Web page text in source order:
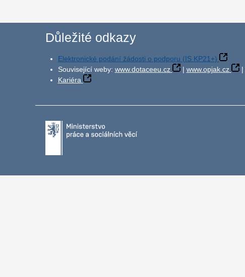
Důležité odkazy
Elektronické podání žádosti o podporu (IS KP21+)
Související weby: www.dotaceeu.cz | www.opjak.cz |
Kariéra